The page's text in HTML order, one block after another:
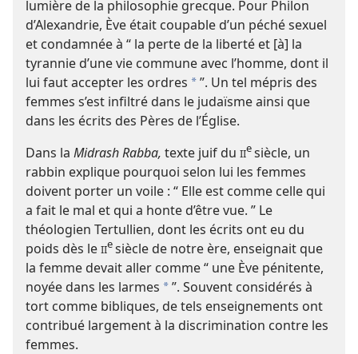
lumière de la philosophie grecque. Pour Philon
d’Alexandrie, Ève était coupable d’un péché sexuel
et condamnée à “ la perte de la liberté et [à] la
tyrannie d’une vie commune avec l’homme, dont il
lui faut accepter les ordres *”. Un tel mépris des
femmes s’est infiltré dans le judaïsme ainsi que
dans les écrits des Pères de l’Église.
Dans la Midrash Rabba, texte juif du IIesiècle, un
rabbin explique pourquoi selon lui les femmes
doivent porter un voile : “ Elle est comme celle qui
a fait le mal et qui a honte d’être vue. ” Le
théologien Tertullien, dont les écrits ont eu du
poids dès le IIesiècle de notre ère, enseignait que
la femme devait aller comme “ une Ève pénitente,
noyée dans les larmes *”. Souvent considérés à
tort comme bibliques, de tels enseignements ont
contribué largement à la discrimination contre les
femmes.